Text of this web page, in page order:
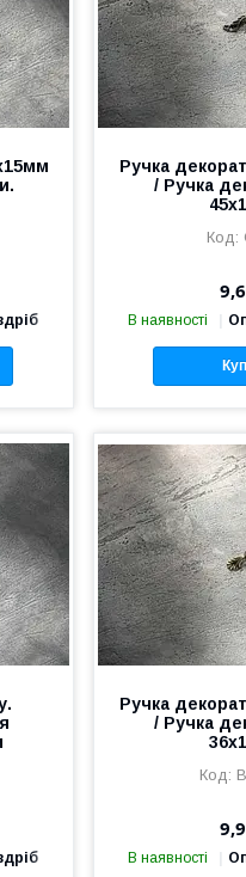
Ручка
/ Ручка
В наявності
Ручка
/ Ручка
В наявності